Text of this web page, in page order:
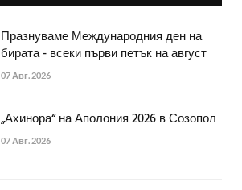
Празнуваме Международния ден на
бирата - всеки първи петък на август
07 Авг. 2026
„Ахинора“ на Аполония 2026 в Созопол
07 Авг. 2026